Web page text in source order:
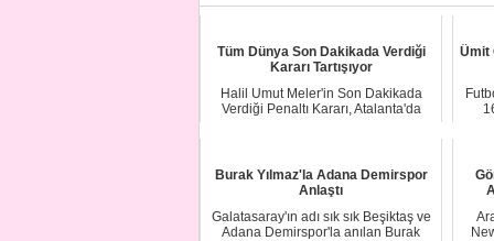
Tüm Dünya Son Dakikada Verdiği
Kararı Tartışıyor
Halil Umut Meler'in Son Dakikada
Verdiği Penaltı Kararı, Atalanta'da
Ümit
Burak Yılmaz'la Adana Demirspor
Anlaştı
Galatasaray'ın adı sık sık Beşiktaş ve
Adana Demirspor'la anılan Burak